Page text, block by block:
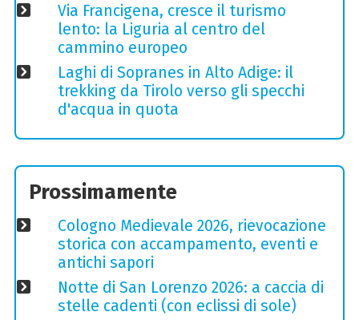
Via Francigena, cresce il turismo
lento: la Liguria al centro del
cammino europeo
Laghi di Sopranes in Alto Adige: il
trekking da Tirolo verso gli specchi
d'acqua in quota
Prossimamente
Cologno Medievale 2026, rievocazione
storica con accampamento, eventi e
antichi sapori
Notte di San Lorenzo 2026: a caccia di
stelle cadenti (con eclissi di sole)